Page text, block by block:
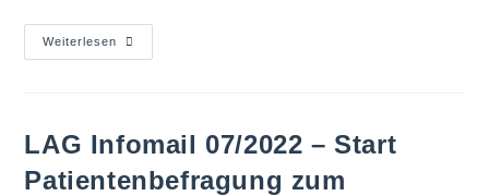
Weiterlesen
LAG Infomail 07/2022 – Start
Patientenbefragung zum